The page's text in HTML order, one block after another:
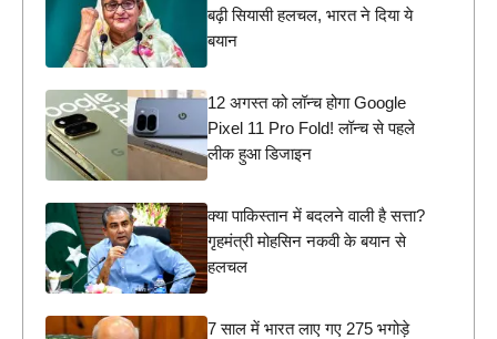
बढ़ी सियासी हलचल, भारत ने दिया ये
बयान
12 अगस्त को लॉन्च होगा Google
Pixel 11 Pro Fold! लॉन्च से पहले
लीक हुआ डिजाइन
क्या पाकिस्तान में बदलने वाली है सत्ता?
गृहमंत्री मोहसिन नकवी के बयान से
हलचल
7 साल में भारत लाए गए 275 भगोड़े